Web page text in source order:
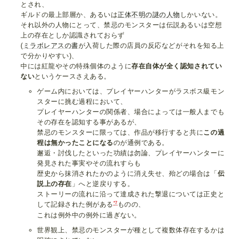
とされ、
ギルドの最上部層か、あるいは正体不明の謎の人物 しかいない。
それ以外の人物にとって、禁忌のモンスターは伝説あるいは空想
上の存在としか認識されておらず
( ミラボレアスの書が入荷した際の店員の反応などがそれを知る上
で分かりやすい)、
中には紅龍やその特殊個体のように存在自体が全く認知されてい
ないというケースさえある。
ゲーム内においては、プレイヤーハンターがラスボス級モン
スターに挑む過程において、
プレイヤーハンターの関係者、場合によっては一般人までも
その存在を認知する事があるが、
禁忌のモンスターに限っては、作品が移行すると共にこの過
程は無かったことになるのが通例である。
邂逅・討伐したといった功績は勿論、プレイヤーハンターに
発見された事実やその流れすらも
歴史から抹消されたかのように消え失せ、殆どの場合は「 伝
説上の存在 」へと逆戻りする。
ストーリーの流れに沿って達成された撃退については正史と
して記録された例がある *7ものの、
これは例外中の例外に過ぎない。
世界観上、禁忌のモンスターが種として複数体存在するかは